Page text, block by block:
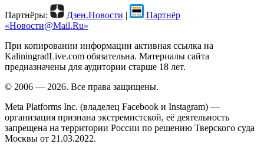
Партнёры: Дзен.Новости |
Партнёр
«Новости@Mail.Ru»
При копировании информации активная ссылка на
KaliningradLive.com обязательна. Материалы сайта
предназначены для аудитории старше 18 лет.
© 2006 — 2026. Все права защищены.
Meta Platforms Inc. (владелец Facebook и Instagram) —
организация признана экстремистской, её деятельность
запрещена на территории России по решению Тверского суда
Москвы от 21.03.2022.